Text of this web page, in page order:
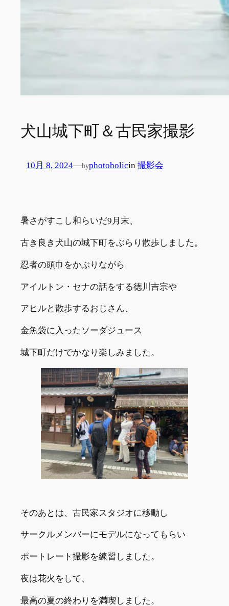
犬山城下町＆古民家撮影
10月 8, 2024—byphotoholicin 撮影会
暑さがすこし和らいだ9月末、
古き良き犬山の城下町をぶらり散歩しました。
忍者の頭巾をかぶりながら
アイルトン・セナの話をする徳川吉宗や
アヒルと散歩するおじさん、
金魚袋に入ったソーダジュース
城下町だけでかなり楽しみました。
そのあとは、古民家スタジオに移動し
サークルメンバーにモデルになってもらい
ポートレート撮影を練習しました。
夜は花火をして、
最高の夏の終わりを満喫しました。